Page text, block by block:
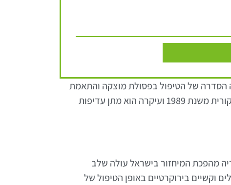
הסדרה של הטיפול בפסולת מוצקה והתאמת
(תיקון 4) העדכנית מחליפה את התמ"א המקורית משנת 1989 ועיקרה הוא מתן עדיפות
אישרו התכנית ועיקריה מהפכת המיחזור בישראל עולה שלב
וקשיים בירוקרטיים באופן הטיפול של